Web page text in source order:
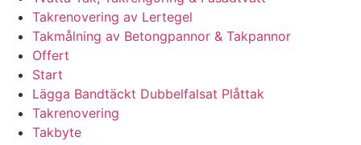
Takrenovering av Lertegel
Takmålning av Betongpannor & Takpannor
Offert
Start
Lägga Bandtäckt Dubbelfalsat Plåttak
Takrenovering
Takbyte